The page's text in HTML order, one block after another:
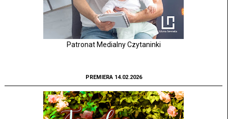
Patronat Medialny Czytaninki
PREMIERA 14.02.2026